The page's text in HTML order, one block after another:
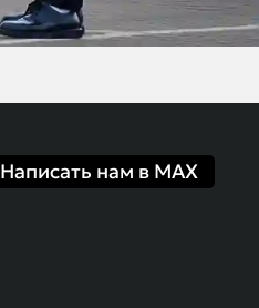
Написать нам в MAX